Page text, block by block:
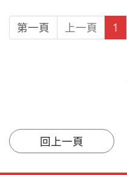
第一頁 上一頁 1